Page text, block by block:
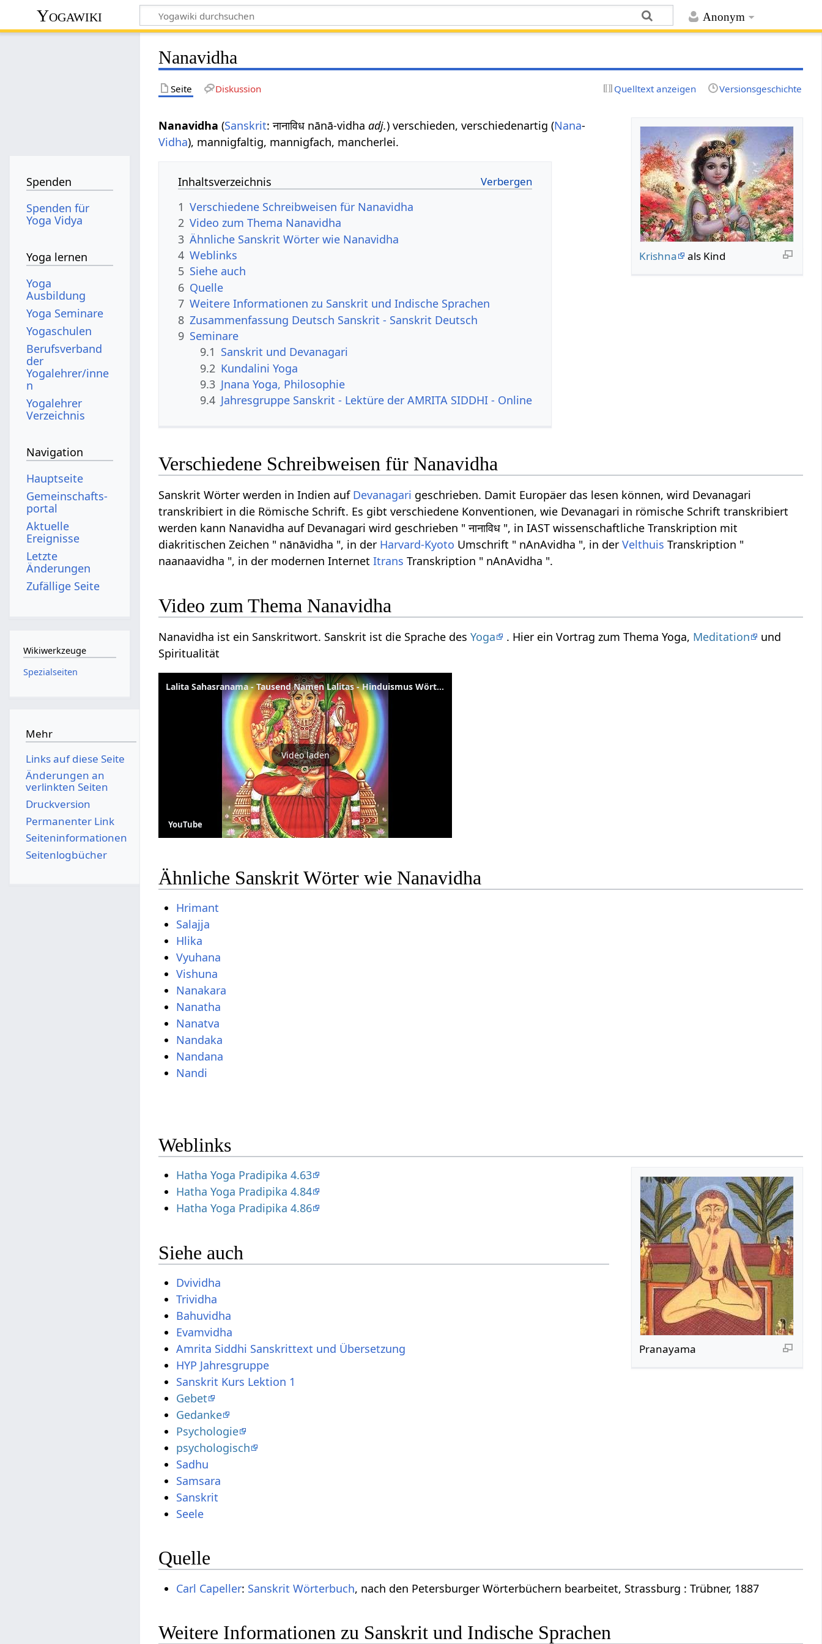
Anonym
Yogawiki
Nanavidha
Seite Diskussion Quelltext anzeigen Versionsgeschichte
Krishna als Kind
Nanavidha (Sanskrit: नानाविध nānā-vidhaadj.) verschieden, verschiedenartig (Nana-
Vidha), mannigfaltig, mannigfach, mancherlei.
Inhaltsverzeichnis
1 Verschiedene Schreibweisen für Nanavidha
2 Video zum Thema Nanavidha
3 Ähnliche Sanskrit Wörter wie Nanavidha
4 Weblinks
5 Siehe auch
6 Quelle
7 Weitere Informationen zu Sanskrit und Indische Sprachen
8 Zusammenfassung Deutsch Sanskrit - Sanskrit Deutsch
9 Seminare
9.1 Sanskrit und Devanagari
9.2 Kundalini Yoga
9.3 Jnana Yoga, Philosophie
9.4 Jahresgruppe Sanskrit - Lektüre der AMRITA SIDDHI - Online
Verschiedene Schreibweisen für Nanavidha
Sanskrit Wörter werden in Indien auf Devanagari geschrieben. Damit Europäer das lesen können, wird Devanagari
transkribiert in die Römische Schrift. Es gibt verschiedene Konventionen, wie Devanagari in römische Schrift transkribiert
werden kann Nanavidha auf Devanagari wird geschrieben " नानाविध ", in IAST wissenschaftliche Transkription mit
diakritischen Zeichen " nānāvidha ", in der Harvard-Kyoto Umschrift " nAnAvidha ", in derVelthuis Transkription "
naanaavidha ", in der modernen InternetItrans Transkription " nAnAvidha ".
Video zum Thema Nanavidha
Nanavidha ist ein Sanskritwort. Sanskrit ist die Sprache desYoga . Hier ein Vortrag zum Thema Yoga, Meditation
und
Spiritualität
Lalita Sahasranama - Tausend Namen Lalitas - Hinduismus Wörterbuch
Video laden
YouTube
Ähnliche Sanskrit Wörter wie Nanavidha
Hrimant
Salajja
Hlika
Vyuhana
Vishuna
Nanakara
Nanatha
Nanatva
Nandaka
Nandana
Nandi
Weblinks
Pranayama
Hatha Yoga Pradipika 4.63
Hatha Yoga Pradipika 4.84
Hatha Yoga Pradipika 4.86
Siehe auch
Dvividha
Trividha
Bahuvidha
Evamvidha
Amrita Siddhi Sanskrittext und Übersetzung
HYP Jahresgruppe
Sanskrit Kurs Lektion 1
Gebet
Gedanke
Psychologie
psychologisch
Sadhu
Samsara
Sanskrit
Seele
Quelle
Carl Capeller: Sanskrit Wörterbuch, nach den Petersburger Wörterbüchern bearbeitet, Strassburg : Trübner, 1887
Weitere Informationen zu Sanskrit und Indische Sprachen
Spenden
Spenden für
Yoga Vidya
Yoga lernen
Yoga
Ausbildung
Yoga Seminare
Yogaschulen
Berufsverband
der
Yogalehrer/inne
n
Yogalehrer
Verzeichnis
Navigation
Hauptseite
Gemeinschafts­
portal
Aktuelle
Ereignisse
Letzte
Änderungen
Zufällige Seite
Wikiwerkzeuge
Spezialseiten
Mehr
Links auf diese Seite
Änderungen an
verlinkten Seiten
Druckversion
Permanenter Link
Seiten­­informationen
Seitenlogbücher